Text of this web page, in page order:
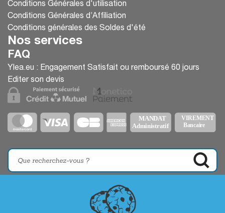
Conditions Générales d'utilisation
Conditions Générales d’Affiliation
Conditions générales des Soldes d'été
Nos services
FAQ
Ylea.eu : Engagement Satisfait ou remboursé 60 jours
Editer son devis